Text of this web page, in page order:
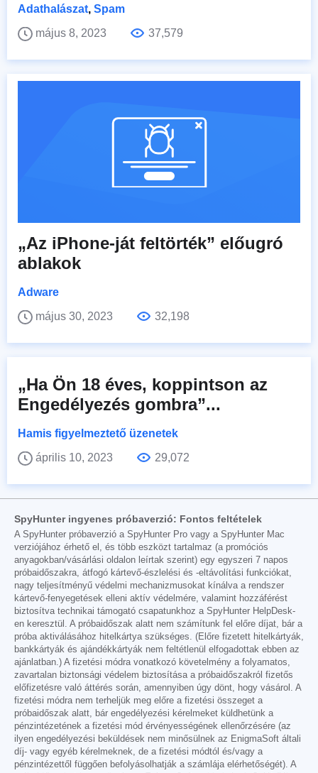
Adathalászat, Spam
május 8, 2023
37,579
„Az iPhone-ját feltörték” előugró
ablakok
Adware
május 30, 2023
32,198
„Ha Ön 18 éves, koppintson az
Engedélyezés gombra”...
Hamis figyelmeztető üzenetek
április 10, 2023
29,072
SpyHunter ingyenes próbaverzió: Fontos feltételek
A SpyHunter próbaverzió a SpyHunter Pro vagy a SpyHunter Mac
verziójához érhető el, és több eszközt tartalmaz (a promóciós
anyagokban/vásárlási oldalon leírtak szerint) egy egyszeri 7 napos
próbaidőszakra, átfogó kártevő-észlelési és -eltávolítási funkciókat,
nagy teljesítményű védelmi mechanizmusokat kínálva a rendszer
kártevő-fenyegetések elleni aktív védelmére, valamint hozzáférést
biztosítva technikai támogató csapatunkhoz a SpyHunter HelpDesk-
en keresztül. A próbaidőszak alatt nem számítunk fel előre díjat, bár a
próba aktiválásához hitelkártya szükséges. (Előre fizetett hitelkártyák,
bankkártyák és ajándékkártyák nem feltétlenül elfogadottak ebben az
ajánlatban.) A fizetési módra vonatkozó követelmény a folyamatos,
zavartalan biztonsági védelem biztosítása a próbaidőszakról fizetős
előfizetésre való áttérés során, amennyiben úgy dönt, hogy vásárol. A
fizetési módra nem terheljük meg előre a fizetési összeget a
próbaidőszak alatt, bár engedélyezési kérelmeket küldhetünk a
pénzintézetének a fizetési mód érvényességének ellenőrzésére (az
ilyen engedélyezési beküldések nem minősülnek az EnigmaSoft általi
díj- vagy egyéb kérelmeknek, de a fizetési módtól és/vagy a
pénzintézettől függően befolyásolhatják a számlája elérhetőségét). A